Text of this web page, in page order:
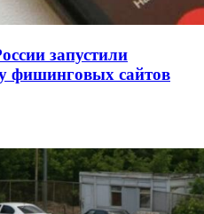
запустили
фишинговых сайтов